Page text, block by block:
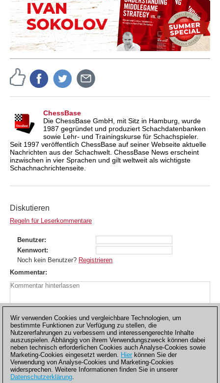
ChessBase
Die ChessBase GmbH, mit Sitz in Hamburg, wurde
1987 gegründet und produziert Schachdatenbanken
sowie Lehr- und Trainingskurse für Schachspieler.
Seit 1997 veröffentlich ChessBase auf seiner Webseite aktuelle
Nachrichten aus der Schachwelt. ChessBase News erscheint
inzwischen in vier Sprachen und gilt weltweit als wichtigste
Schachnachrichtenseite.
Diskutieren
Regeln für Leserkommentare
Benutzer
Kennwort
Noch kein Benutzer? Registrieren
Kommentar
Wir verwenden Cookies und vergleichbare Technologien, um
bestimmte Funktionen zur Verfügung zu stellen, die
Nutzererfahrungen zu verbessern und interessengerechte Inhalte
auszuspielen. Abhängig von ihrem Verwendungszweck können dabei
neben technisch erforderlichen Cookies auch Analyse-Cookies sowie
Marketing-Cookies eingesetzt werden. Hier können Sie der
Verwendung von Analyse-Cookies und Marketing-Cookies
widersprechen. Weitere Informationen finden Sie in unserer
Datenschutzerklärung.